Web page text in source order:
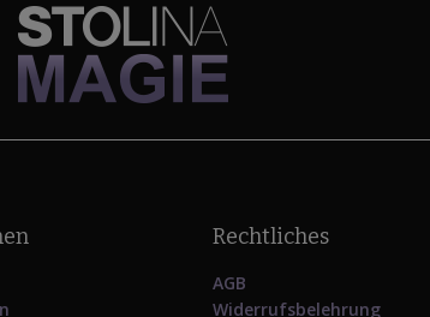
Rechtliches
AGB
Widerrufsbelehrung